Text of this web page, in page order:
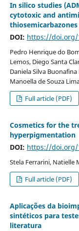
In silico studies
cytotoxic and
DOI: https://doi.org/
Pedro Henrique do
Lemos, Diego Santa
Daniela Silva
Manoella de Souza
Full article (PDF)
Cosmetics for the
hyperpigmentation
DOI: https://doi.org/
Stela Ferrarini, Natielle
Full article (PDF)
Aplicações da
sintéticos para
literatura